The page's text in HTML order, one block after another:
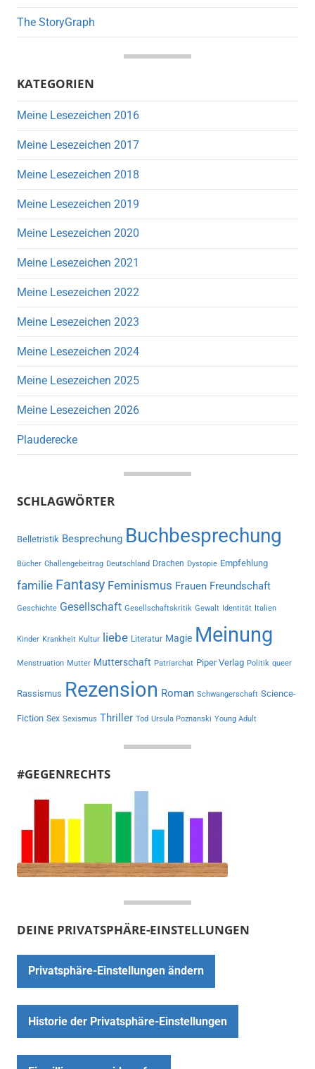
The StoryGraph
KATEGORIEN
Meine Lesezeichen 2016
Meine Lesezeichen 2017
Meine Lesezeichen 2018
Meine Lesezeichen 2019
Meine Lesezeichen 2020
Meine Lesezeichen 2021
Meine Lesezeichen 2022
Meine Lesezeichen 2023
Meine Lesezeichen 2024
Meine Lesezeichen 2025
Meine Lesezeichen 2026
Plauderecke
SCHLAGWÖRTER
Belletristik Besprechung Buchbesprechung
Bücher Challengebeitrag Deutschland Drachen Dystopie Empfehlung
familie Fantasy Feminismus Frauen Freundschaft
Geschichte Gesellschaft Gesellschaftskritik Gewalt Identität Italien
Kinder Krankheit Kultur liebe Literatur Magie Meinung
Menstruation Mutter Mutterschaft Patriarchat Piper Verlag Politik queer
Rassismus Rezension Roman Schwangerschaft Science-
Fiction Sex Sexismus Thriller Tod Ursula Poznanski Young Adult
#GEGENRECHTS
DEINE PRIVATSPHÄRE-EINSTELLUNGEN
Privatsphäre-Einstellungen ändern
Historie der Privatsphäre-Einstellungen